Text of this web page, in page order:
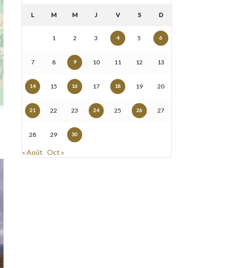
L M M J V S D
1 2 3 4 5 6
7 8 9 10 11 12 13
14 15 16 17 18 19 20
21 22 23 24 25 26 27
28 29 30
« Août Oct »